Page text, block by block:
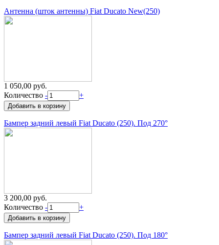
Антенна (шток антенны) Fiat Ducato New(250)
1 050,00 руб.
Количество - +
Бампер задний левый Fiat Ducato (250). Под 270°
3 200,00 руб.
Количество - +
Бампер задний левый Fiat Ducato (250). Под 180°